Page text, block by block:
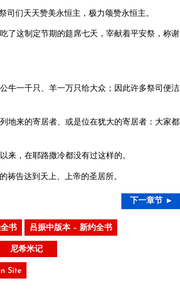
们天天赞美永恒主，极力颂赞永恒主。
了这制定节期的筵席七天，宰献着平安祭，称谢
牛一千只、羊一万只给大众；因此许多祭司便洁
地来的寄居者、或是位在犹大的寄居者：大家都
，在耶路撒冷都没有过这样的。
告达到天上、上帝的圣居所。
下一章节 ►
书 吕振中版本 – 新约全书
尼希米记
Site